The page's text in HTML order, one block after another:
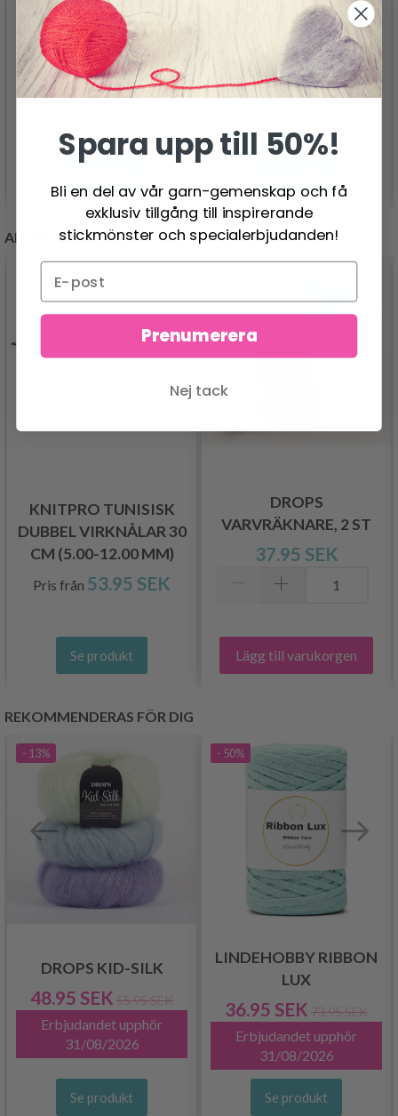
VIKING SNORRE IDUN
48.95 SEK
VIKING SNORRE SARA
32.95 SEK
ANDRA KUNDER KÖPTE
KNITPRO TUNISISK
DUBBEL VIRKNÅLAR 30
CM (5.00-12.00 MM)
Pris från 53.95 SEK
Se produkt
DROPS
VARVRÄKNARE, 2 ST
37.95 SEK
Lägg till varukorgen
REKOMMENDERAS FÖR DIG
- 13%
DROPS KID-SILK
48.95 SEK 55.95 SEK
Erbjudandet upphör
31/08/2026
Se produkt
- 50%
LINDEHOBBY RIBBON
LUX
36.95 SEK 73.95 SEK
Erbjudandet upphör
31/08/2026
Se produkt
Spara upp till 50%!
Bli en del av vår garn-gemenskap och få
exklusiv tillgång till inspirerande
stickmönster och specialerbjudanden!
Prenumerera
Nej tack